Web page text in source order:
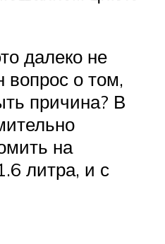
далеко не
вопрос о том,
причина? В
на
литра, и с